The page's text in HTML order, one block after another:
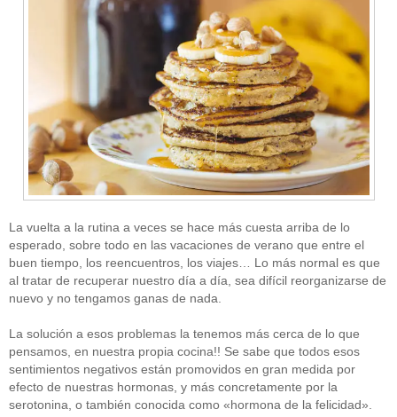
La vuelta a la rutina a veces se hace más cuesta arriba de lo
esperado, sobre todo en las vacaciones de verano que entre el
buen tiempo, los reencuentros, los viajes… Lo más normal es que
al tratar de recuperar nuestro día a día, sea difícil reorganizarse de
nuevo y no tengamos ganas de nada.
La solución a esos problemas la tenemos más cerca de lo que
pensamos, en nuestra propia cocina!! Se sabe que todos esos
sentimientos negativos están promovidos en gran medida por
efecto de nuestras hormonas, y más concretamente por la
serotonina, o también conocida como «hormona de la felicidad».